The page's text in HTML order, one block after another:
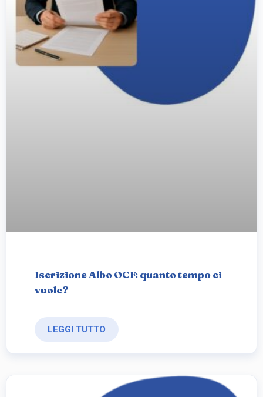
Iscrizione Albo OCF: quanto tempo ci
vuole?
LEGGI TUTTO